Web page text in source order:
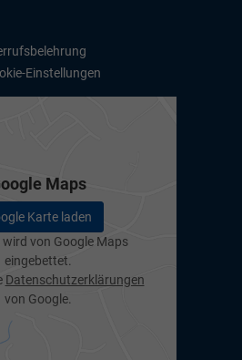
Einstellungen
Maps
Karte laden
wird von Google Maps
eingebettet.
Datenschutzerklärungen
von Google.